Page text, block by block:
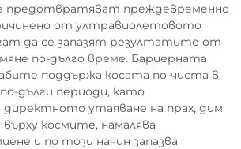
предотвратяват преждевременно
от ултравиолетовото
да се запазят резултатите от
по-дълго време. Бариерната
поддържа косата по-чиста в
дълги периоди, като
утаяване на прах, дим
космите, намалява
и по този начин запазва